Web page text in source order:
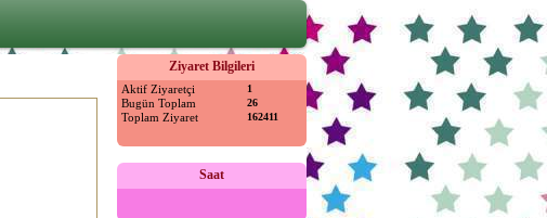
Ziyaret Bilgileri
Aktif Ziyaretçi 1
Bugün Toplam 26
Toplam Ziyaret 162411
Saat